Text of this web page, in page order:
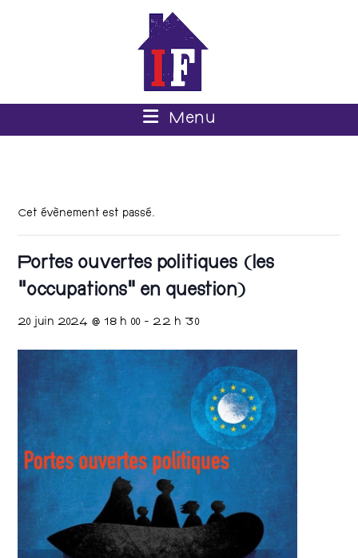
Menu
Cet évènement est passé.
Portes ouvertes politiques (les
“occupations” en question)
20 juin 2024 @ 18 h 00 -22 h 30